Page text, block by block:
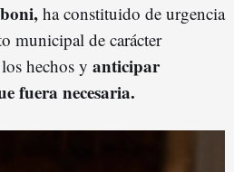
ha constituido de urgencia
municipal de carácter
hechos y anticipar
fuera necesaria.